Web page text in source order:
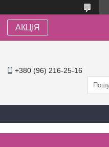
АКЦІЯ
+380 (96) 216-25-16